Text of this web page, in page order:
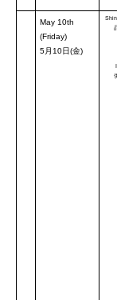
May 10th
(Friday)
5月10日(金)